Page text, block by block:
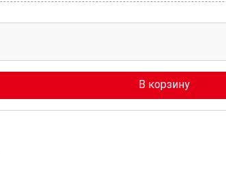
В корзину